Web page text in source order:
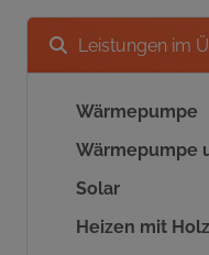
Leistungen im
Wärmepumpe
Wärmepumpe
Solar
Heizen mit Holz